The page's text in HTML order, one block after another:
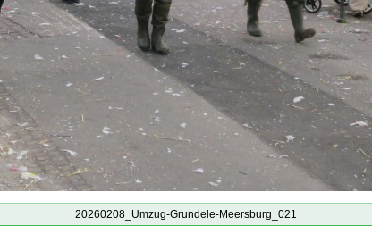
20260208_Umzug-Grundele-Meersburg_021